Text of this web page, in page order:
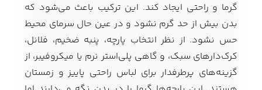
گرما و راحتی ایجاد کند. این ترکیب باعث می‌شود که
بدن بیش از حد گرم نشود و در عین حال سرمای محیط
حس نشود. از نظر انتخاب پارچه، پنبه ضخیم، فلانل،
کرک‌دارهای سبک، و گاهی پلی‌استر نرم یا میکروفیبر، از
گزینه‌های پرطرفدار برای لباس راحتی پاییز و زمستان